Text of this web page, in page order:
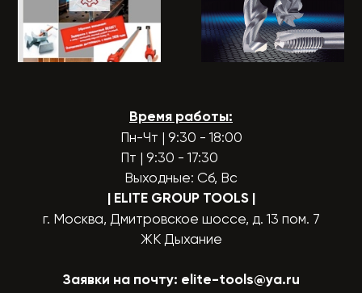
Время работы:
Пн-Чт | 9:30 - 18:00
Пт | 9:30 - 17:30
Выходные: Сб, Вс
| ELITE GROUP TOOLS |
г. Москва, Дмитровское шоссе, д. 13 пом. 7
ЖК Дыхание
Заявки на почту: elite-tools@ya.ru